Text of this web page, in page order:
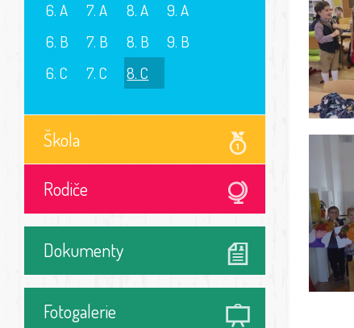
6. A
6. B
6. C
7. A
7. B
7. C
8. A
8. B
8. C
9. A
9. B
Škola
Rodiče
Dokumenty
Fotogalerie